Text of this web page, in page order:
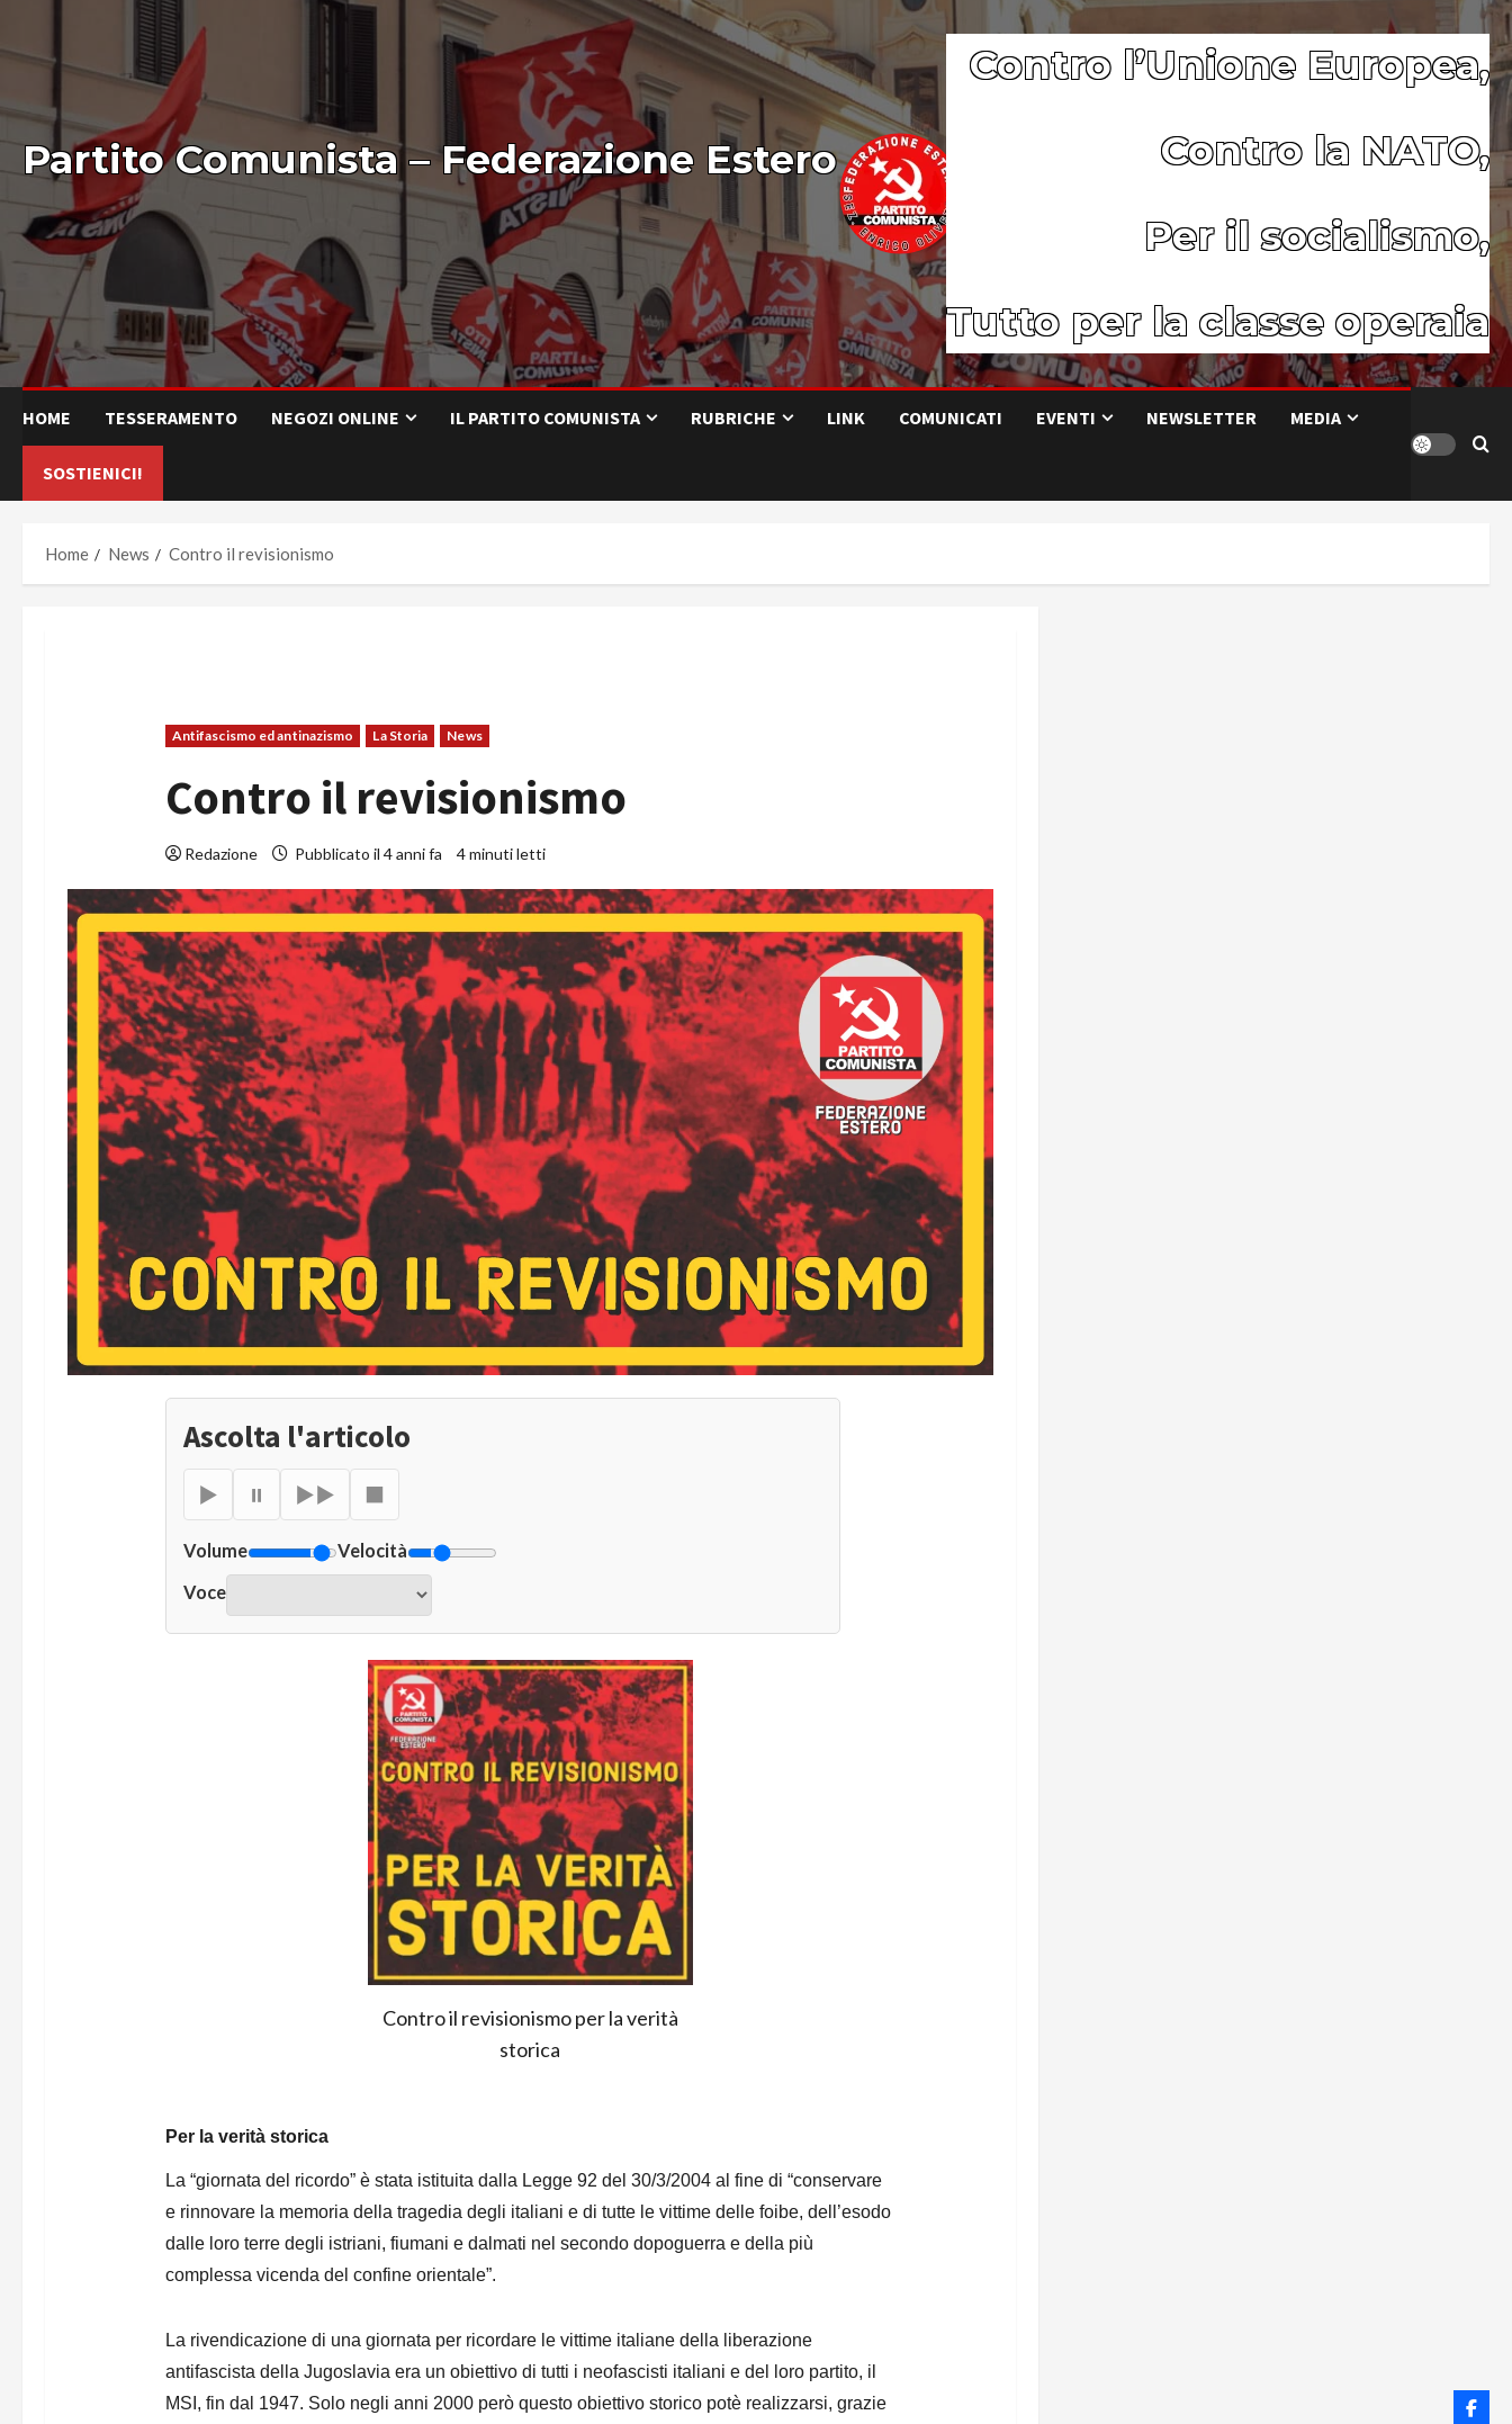
Partito Comunista – Federazione Estero
Contro l’Unione Europea,
Contro la NATO,
Per il socialismo,
Tutto per la classe operaia
HOME TESSERAMENTO NEGOZI ONLINE IL PARTITO COMUNISTA RUBRICHE LINK COMUNICATI EVENTI NEWSLETTER MEDIA
SOSTIENICI!
Home News Contro il revisionismo
Antifascismo ed antinazismo La Storia News
Contro il revisionismo
Redazione Pubblicato il 4 anni fa 4 minuti letti
Ascolta l'articolo
▶ ⏸ ▶▶ ■
Volume
Velocità
Voce
Contro il revisionismo per la verità
storica
Per la verità storica
La “giornata del ricordo” è stata istituita dalla Legge 92 del 30/3/2004 al fine di “conservare
e rinnovare la memoria della tragedia degli italiani e di tutte le vittime delle foibe, dell’esodo
dalle loro terre degli istriani, fiumani e dalmati nel secondo dopoguerra e della più
complessa vicenda del confine orientale”.
La rivendicazione di una giornata per ricordare le vittime italiane della liberazione
antifascista della Jugoslavia era un obiettivo di tutti i neofascisti italiani e del loro partito, il
MSI, fin dal 1947. Solo negli anni 2000 però questo obiettivo storico potè realizzarsi, grazie